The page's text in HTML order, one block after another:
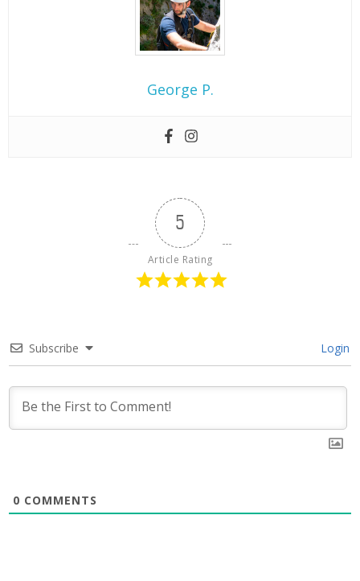
George P.
5
Article Rating
Subscribe Login
0 COMMENTS